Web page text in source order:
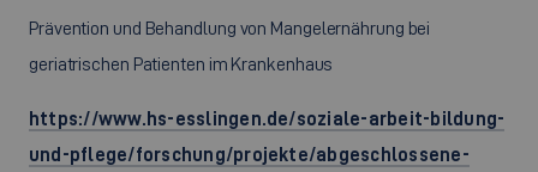
Prävention und Behandlung von Mangelernährung bei
geriatrischen Patienten im Krankenhaus
https://www.hs-esslingen.de/soziale-arbeit-bildung-
und-pflege/forschung/projekte/abgeschlossene-